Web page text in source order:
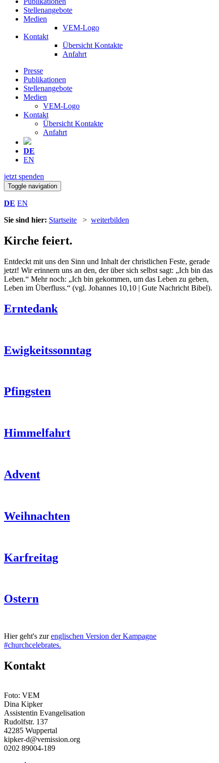
Stellenangebote
Medien
VEM-Logo
Kontakt
Übersicht Kontakte
Anfahrt
Presse
Publikationen
Stellenangebote
Medien
VEM-Logo
Kontakt
Übersicht Kontakte
Anfahrt
DE
EN
jetzt spenden
Toggle navigation
DE EN
Sie sind hier: Startseite > weiterbilden
Kirche feiert.
Entdeckt mit uns den Sinn und Inhalt der christlichen Feste, gerade
jetzt! Wir erinnern uns an den, der über sich selbst sagt: „Ich bin das
Leben.“ Mehr noch: „Ich bin gekommen, um das Leben zu geben,
Leben im Überfluss.“ (vgl. Johannes 10,10 | Gute Nachricht Bibel).
Erntedank
Ewigkeitssonntag
Pfingsten
Himmelfahrt
Advent
Weihnachten
Karfreitag
Ostern
Hier geht's zurenglischen Version der Kampagne
#churchcelebrates.
Kontakt
Foto: VEM
Dina Kipker
Assistentin Evangelisation
Rudolfstr. 137
42285 Wuppertal
kipker-d@vemission.org
0202 89004-189